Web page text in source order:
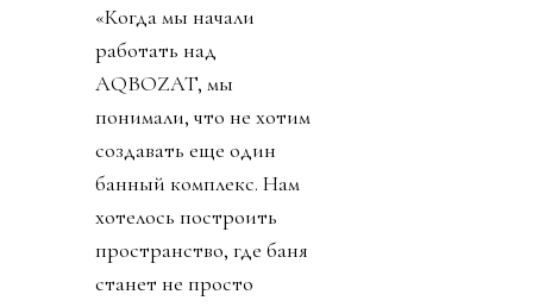
«Когда мы начали
работать над
AQBOZAT, мы
понимали, что не хотим
создавать еще один
банный комплекс. Нам
хотелось построить
пространство, где баня
станет не просто